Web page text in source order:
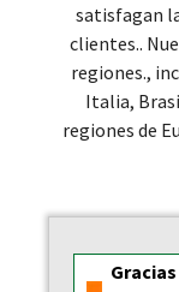
satisfagan
clientes..
regiones.,
Italia,
regiones de